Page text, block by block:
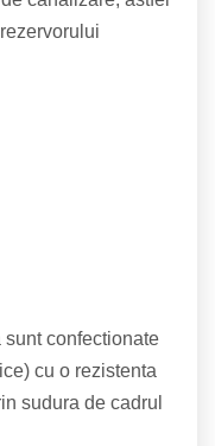
confectionate
cu o rezistenta
sudura de cadrul